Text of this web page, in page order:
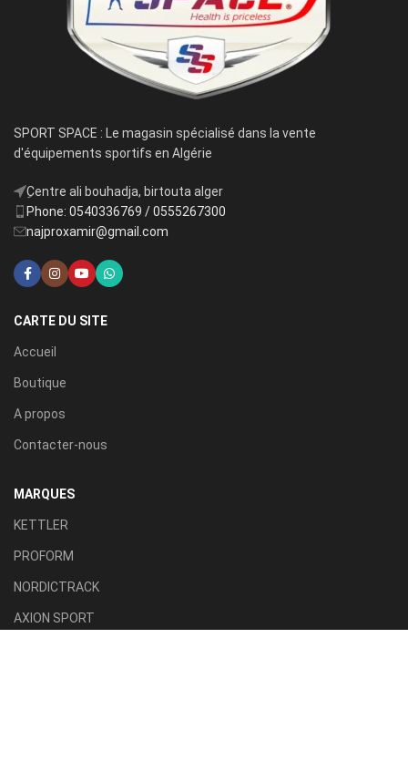
SPORT SPACE : Le magasin spécialisé dans la vente
d'équipements sportifs en Algérie
ِCentre ali bouhadja, birtouta alger
Phone: 0540336769 / 0555267300
najproxamir@gmail.com
CARTE DU SITE
Accueil
Boutique
A propos
Contacter-nous
MARQUES
KETTLER
PROFORM
NORDICTRACK
AXION SPORT